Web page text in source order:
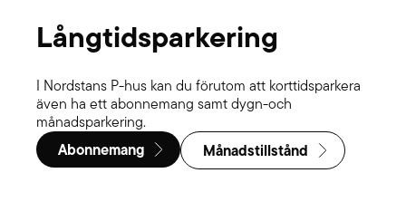
Långtidsparkering
I Nordstans P-hus kan du förutom att korttidsparkera
även ha ett abonnemang samt dygn-och
månadsparkering.
Abonnemang Månadstillstånd